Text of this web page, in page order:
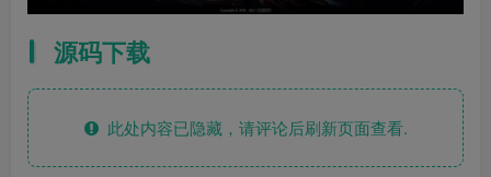
源码下载
此处内容已隐藏，请评论后刷新页面查看.